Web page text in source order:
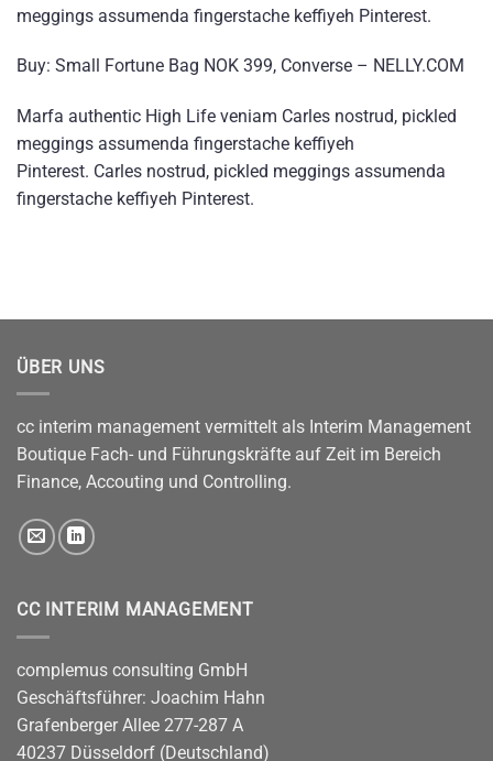
meggings assumenda fingerstache keffiyeh Pinterest.
Buy: Small Fortune Bag NOK 399, Converse – NELLY.COM
Marfa authentic High Life veniam Carles nostrud, pickled
meggings assumenda fingerstache keffiyeh
Pinterest. Carles nostrud, pickled meggings assumenda
fingerstache keffiyeh Pinterest.
ÜBER UNS
cc interim management vermittelt als Interim Management
Boutique Fach- und Führungskräfte auf Zeit im Bereich
Finance, Accouting und Controlling.
CC INTERIM MANAGEMENT
complemus consulting GmbH
Geschäftsführer: Joachim Hahn
Grafenberger Allee 277-287 A
40237 Düsseldorf (Deutschland)